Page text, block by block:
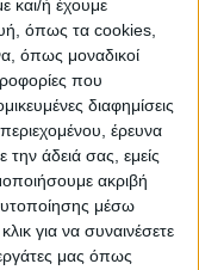
και/ή έχουμε
όπως τα cookies,
όπως μοναδικοί
που
διαφημίσεις
έρευνα
την άδειά σας, εμείς
ακριβή
μέσω
για να συναινέσετε
μας όπως
τις